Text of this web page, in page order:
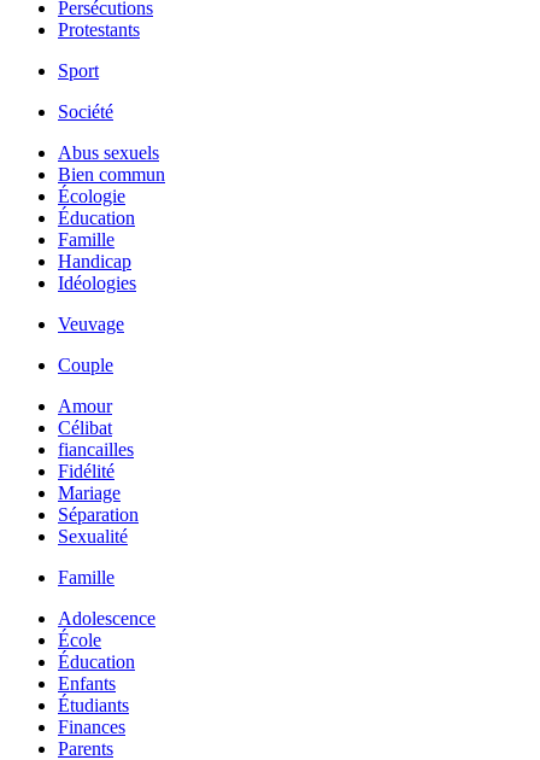
Persécutions
Protestants
Sport
Société
Abus sexuels
Bien commun
Écologie
Éducation
Famille
Handicap
Idéologies
Veuvage
Couple
Amour
Célibat
fiancailles
Fidélité
Mariage
Séparation
Sexualité
Famille
Adolescence
École
Éducation
Enfants
Étudiants
Finances
Parents